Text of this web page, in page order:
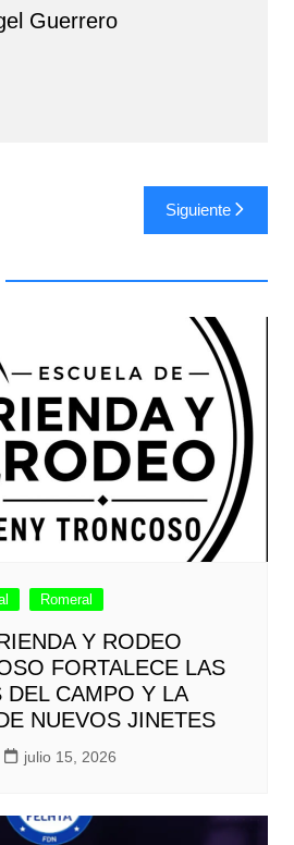
Guerrero
Siguiente
Romeral
Y RODEO
FORTALECE LAS
DEL CAMPO Y LA
NUEVOS JINETES
julio 15, 2026